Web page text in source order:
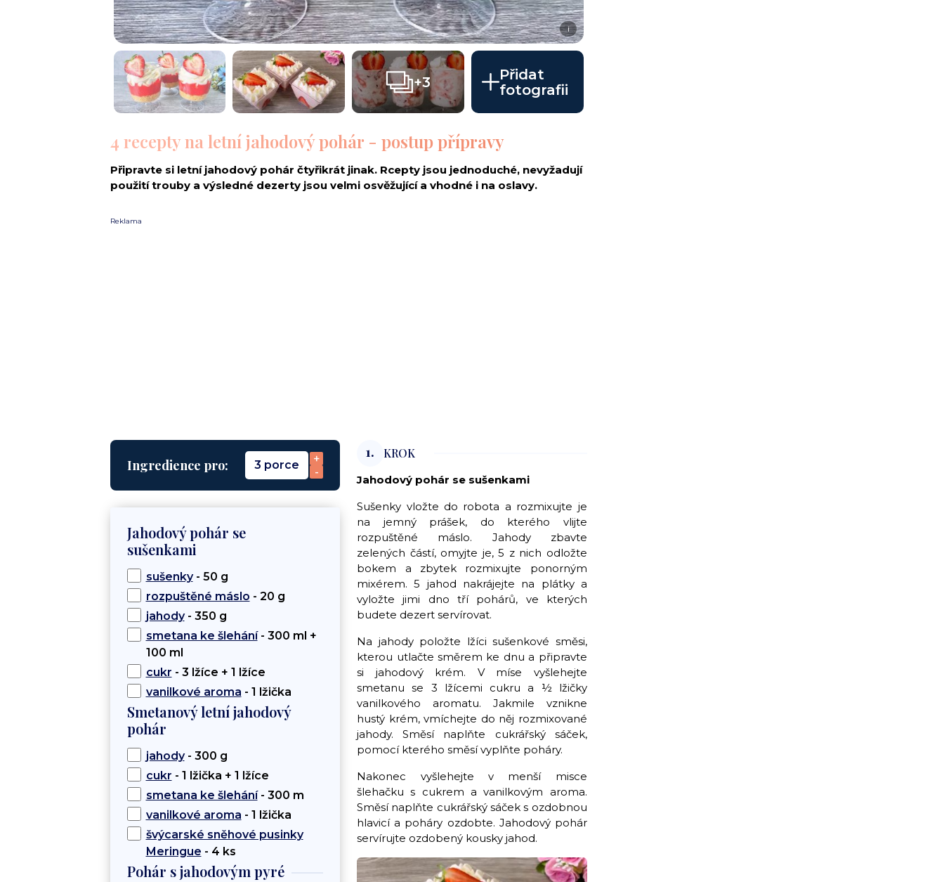
i
+3
Přidat
fotografii
4 recepty na letní jahodový pohár - postup přípravy
Připravte si letní jahodový pohár čtyřikrát jinak. Rcepty jsou jednoduché, nevyžadují
použití trouby a výsledné dezerty jsou velmi osvěžující a vhodné i na oslavy.
Reklama
Ingredience pro: 3 porce
+
-
Jahodový pohár se
sušenkami
sušenky- 50 g
rozpuštěné máslo - 20 g
jahody- 350 g
smetana ke šlehání- 300 ml +
100 ml
cukr - 3 lžíce + 1 lžíce
vanilkové aroma - 1 lžička
Smetanový letní jahodový
pohár
jahody- 300 g
cukr - 1 lžička + 1 lžíce
smetana ke šlehání- 300 m
vanilkové aroma - 1 lžička
švýcarské sněhové pusinky
Meringue - 4 ks
Pohár s jahodovým pyré
1. KROK
Jahodový pohár se sušenkami
Sušenky vložte do robota a rozmixujte je
na jemný prášek, do kterého vlijte
rozpuštěné máslo. Jahody zbavte
zelených částí, omyjte je, 5 z nich odložte
bokem a zbytek rozmixujte ponorným
mixérem. 5 jahod nakrájejte na plátky a
vyložte jimi dno tří pohárů, ve kterých
budete dezert servírovat.
Na jahody položte lžíci sušenkové směsi,
kterou utlačte směrem ke dnu a připravte
si jahodový krém. V míse vyšlehejte
smetanu se 3 lžícemi cukru a ½ lžičky
vanilkového aromatu. Jakmile vznikne
hustý krém, vmíchejte do něj rozmixované
jahody. Směsí naplňte cukrářský sáček,
pomocí kterého směsí vyplňte poháry.
Nakonec vyšlehejte v menší misce
šlehačku s cukrem a vanilkovým aroma.
Směsí naplňte cukrářský sáček s ozdobnou
hlavicí a poháry ozdobte. Jahodový pohár
servírujte ozdobený kousky jahod.